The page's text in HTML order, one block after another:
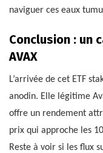
naviguer ces eaux
Conclusion : un
AVAX
L’arrivée de cet ETF
anodin. Elle légitime
offre un rendement
prix qui approche les
Reste à voir si les flux